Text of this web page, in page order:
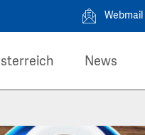
Webmail
News